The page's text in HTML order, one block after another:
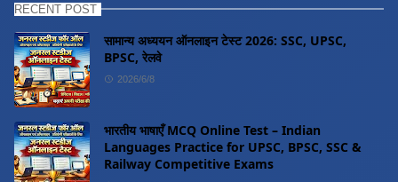
RECENT POST
सामान्य अध्ययन ऑनलाइन टेस्ट 2026: SSC, UPSC,
BPSC, रेलवे
2026/6/8
भारतीय भाषाएँ MCQ Online Test – Indian
Languages Practice for UPSC, BPSC, SSC &
Railway Competitive Exams